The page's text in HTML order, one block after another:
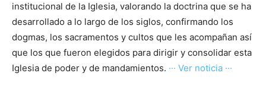
institucional de la Iglesia, valorando la doctrina que se ha
desarrollado a lo largo de los siglos, confirmando los
dogmas, los sacramentos y cultos que les acompañan así
que los que fueron elegidos para dirigir y consolidar esta
Iglesia de poder y de mandamientos. ··· Ver noticia ···